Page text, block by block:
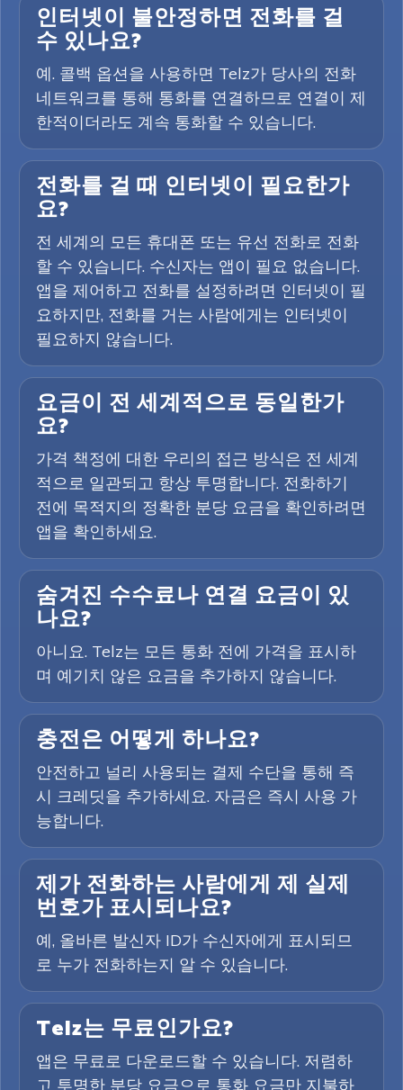
인터넷이 불안정하면 전화를 걸
수 있나요?
예. 콜백 옵션을 사용하면 Telz가 당사의 전화
네트워크를 통해 통화를 연결하므로 연결이 제
한적이더라도 계속 통화할 수 있습니다.
전화를 걸 때 인터넷이 필요한가
요?
전 세계의 모든 휴대폰 또는 유선 전화로 전화
할 수 있습니다. 수신자는 앱이 필요 없습니다.
앱을 제어하고 전화를 설정하려면 인터넷이 필
요하지만, 전화를 거는 사람에게는 인터넷이
필요하지 않습니다.
요금이 전 세계적으로 동일한가
요?
가격 책정에 대한 우리의 접근 방식은 전 세계
적으로 일관되고 항상 투명합니다. 전화하기
전에 목적지의 정확한 분당 요금을 확인하려면
앱을 확인하세요.
숨겨진 수수료나 연결 요금이 있
나요?
아니요. Telz는 모든 통화 전에 가격을 표시하
며 예기치 않은 요금을 추가하지 않습니다.
충전은 어떻게 하나요?
안전하고 널리 사용되는 결제 수단을 통해 즉
시 크레딧을 추가하세요. 자금은 즉시 사용 가
능합니다.
제가 전화하는 사람에게 제 실제
번호가 표시되나요?
예, 올바른 발신자 ID가 수신자에게 표시되므
로 누가 전화하는지 알 수 있습니다.
Telz는 무료인가요?
앱은 무료로 다운로드할 수 있습니다. 저렴하
고 투명한 분당 요금으로 통화 요금만 지불하